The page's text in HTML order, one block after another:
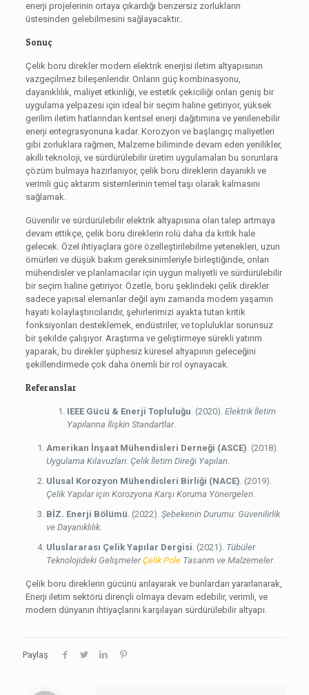
enerji projelerinin ortaya çıkardığı benzersiz zorlukların
üstesinden gelebilmesini sağlayacaktır..
Sonuç
Çelik boru direkler modern elektrik enerjisi iletim altyapısının
vazgeçilmez bileşenleridir. Onların güç kombinasyonu,
dayanıklılık, maliyet etkinliği, ve estetik çekiciliği onları geniş bir
uygulama yelpazesi için ideal bir seçim haline getiriyor, yüksek
gerilim iletim hatlarından kentsel enerji dağıtımına ve yenilenebilir
enerji entegrasyonuna kadar. Korozyon ve başlangıç ​​maliyetleri
gibi zorluklara rağmen, Malzeme biliminde devam eden yenilikler,
akıllı teknoloji, ve sürdürülebilir üretim uygulamaları bu sorunlara
çözüm bulmaya hazırlanıyor, çelik boru direklerin dayanıklı ve
verimli güç aktarım sistemlerinin temel taşı olarak kalmasını
sağlamak.
Güvenilir ve sürdürülebilir elektrik altyapısına olan talep artmaya
devam ettikçe, çelik boru direklerin rolü daha da kritik hale
gelecek. Özel ihtiyaçlara göre özelleştirilebilme yetenekleri, uzun
ömürleri ve düşük bakım gereksinimleriyle birleştiğinde, onları
mühendisler ve planlamacılar için uygun maliyetli ve sürdürülebilir
bir seçim haline getiriyor. Özetle, boru şeklindeki çelik direkler
sadece yapısal elemanlar değil aynı zamanda modern yaşamın
hayati kolaylaştırıcılarıdır, şehirlerimizi ayakta tutan kritik
fonksiyonları desteklemek, endüstriler, ve topluluklar sorunsuz
bir şekilde çalışıyor. Araştırma ve geliştirmeye sürekli yatırım
yaparak, bu direkler şüphesiz küresel altyapının geleceğini
şekillendirmede çok daha önemli bir rol oynayacak.
Referanslar
IEEE Gücü & Enerji Topluluğu. (2020). Elektrik İletim
Yapılarına İlişkin Standartlar.
Amerikan İnşaat Mühendisleri Derneği (ASCE). (2018).
Uygulama Kılavuzları: Çelik İletim Direği Yapıları.
Ulusal Korozyon Mühendisleri Birliği (NACE). (2019).
Çelik Yapılar için Korozyona Karşı Koruma Yönergeleri.
BİZ. Enerji Bölümü. (2022). Şebekenin Durumu: Güvenilirlik
ve Dayanıklılık.
Uluslararası Çelik Yapılar Dergisi. (2021). Tübüler
Teknolojideki GelişmelerÇelik PoleTasarım ve Malzemeler.
Çelik boru direklerin gücünü anlayarak ve bunlardan yararlanarak,
Enerji iletim sektörü dirençli olmaya devam edebilir, verimli, ve
modern dünyanın ihtiyaçlarını karşılayan sürdürülebilir altyapı.
Paylaş